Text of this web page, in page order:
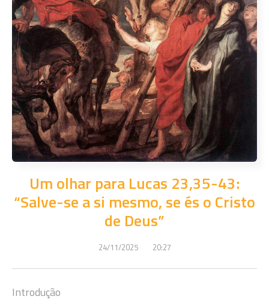
Um olhar para Lucas 23,35-43:
“Salve-se a si mesmo, se és o Cristo
de Deus”
24/11/2025 20:27
Introdução